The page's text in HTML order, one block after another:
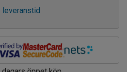
leveranstid